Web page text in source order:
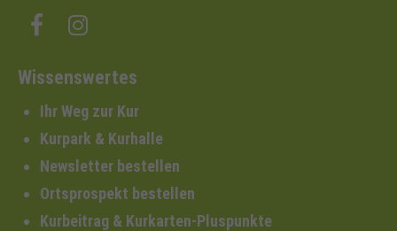
Wissenswertes
Ihr Weg zur Kur
Kurpark & Kurhalle
Newsletter bestellen
Ortsprospekt bestellen
Kurbeitrag & Kurkarten-Pluspunkte